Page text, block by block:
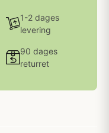
1-2 dages
levering
90 dages
returret